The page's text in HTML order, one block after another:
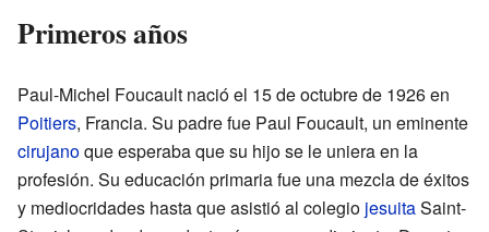
Primeros años
Paul-Michel Foucault nació el 15 de octubre de 1926 en
Poitiers, Francia. Su padre fue Paul Foucault, un eminente
cirujanoque esperaba que su hijo se le uniera en la
profesión. Su educación primaria fue una mezcla de éxitos
y mediocridades hasta que asistió al colegio jesuitaSaint-